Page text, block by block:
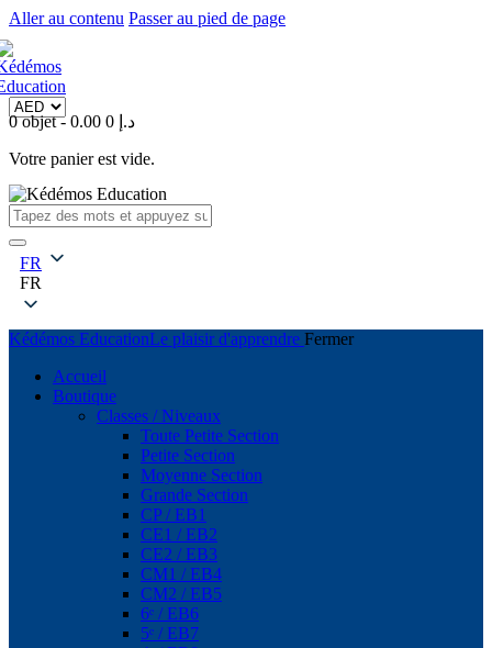
Aller au contenu Passer au pied de page
0 objet- 0.00 د.إ 0
Votre panier est vide.
FR
FR
Kédémos EducationLe plaisir d'apprendre Fermer
Accueil
Boutique
Classes / Niveaux
Toute Petite Section
Petite Section
Moyenne Section
Grande Section
CP / EB1
CE1 / EB2
CE2 / EB3
CM1 / EB4
CM2 / EB5
6ᵉ / EB6
5ᵉ / EB7